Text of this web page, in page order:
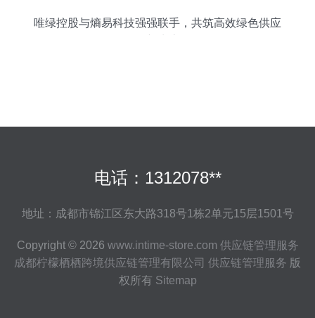
唯绿控股与熵易科技强强联手，共筑高效绿色供应
电话：1312078**
地址：成都市锦江区东大路318号1栋2单元15层1501号
Copyright © 2026 www.intime-store.com 供应链管理服务
成都柠檬栖栖跨境供应链管理有限公司 供应链管理服务 版
权所有 Sitemap